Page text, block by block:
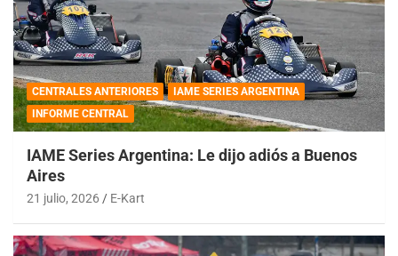
CENTRALES ANTERIORES
IAME SERIES ARGENTINA
INFORME CENTRAL
IAME Series Argentina: Le dijo adiós a Buenos
Aires
21 julio, 2026 E-Kart